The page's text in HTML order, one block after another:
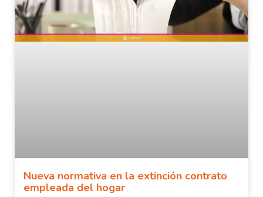
Nueva normativa en la extinción contrato
empleada del hogar